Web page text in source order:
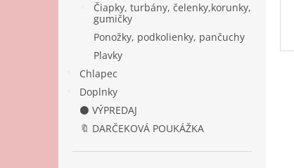
Čiapky, turbány, čelenky,korunky,
gumičky
Ponožky, podkolienky, pančuchy
Plavky
Chlapec
Doplnky
⚫ VÝPREDAJ
🔖 DARČEKOVÁ POUKÁŽKA